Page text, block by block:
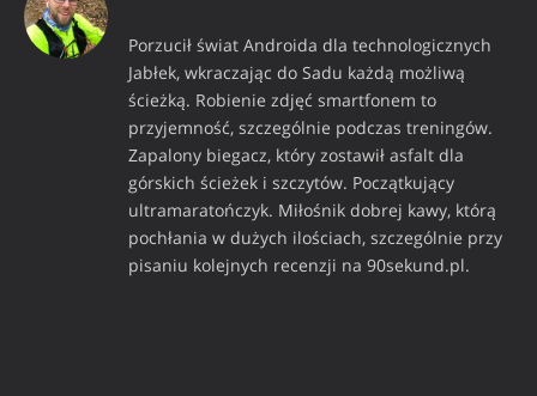
Porzucił świat Androida dla technologicznych
Jabłek, wkraczając do Sadu każdą możliwą
ścieżką. Robienie zdjęć smartfonem to
przyjemność, szczególnie podczas treningów.
Zapalony biegacz, który zostawił asfalt dla
górskich ścieżek i szczytów. Początkujący
ultramaratończyk. Miłośnik dobrej kawy, którą
pochłania w dużych ilościach, szczególnie przy
pisaniu kolejnych recenzji na 90sekund.pl.